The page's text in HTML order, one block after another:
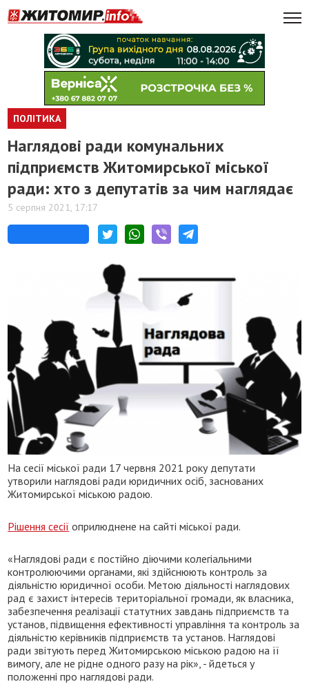
ПОЛІТИКА
Наглядові ради комунальних
підприємств Житомирської міської
ради: хто з депутатів за чим наглядає
5 серпня 2021, 17:17
На сесії міської ради 17 червня 2021 року депутати
утворили наглядові ради юридичних осіб, заснованих
Житомирської міською радою.
Рішення сесії оприлюднене на сайті міської ради.
«Наглядові ради є постійно діючими колегіальними
контролюючими органами, які здійснюють контроль за
діяльністю юридичної особи. Метою діяльності наглядових
рад є захист інтересів територіальної громади, як власника,
забезпечення реалізації статутних завдань підприємств та
установ, підвищення ефективності управління та контроль за
діяльністю керівників підприємств та установ. Наглядові
ради звітують перед Житомирською міською радою на її
вимогу, але не рідне одного разу на рік», - йдеться у
положенні про наглядові ради.